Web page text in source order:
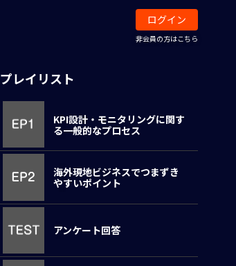
ログイン
非会員の方はこちら
プレイリスト
KPI設計・モニタリングに関す
る一般的なプロセス
海外現地ビジネスでつまずき
やすいポイント
アンケート回答